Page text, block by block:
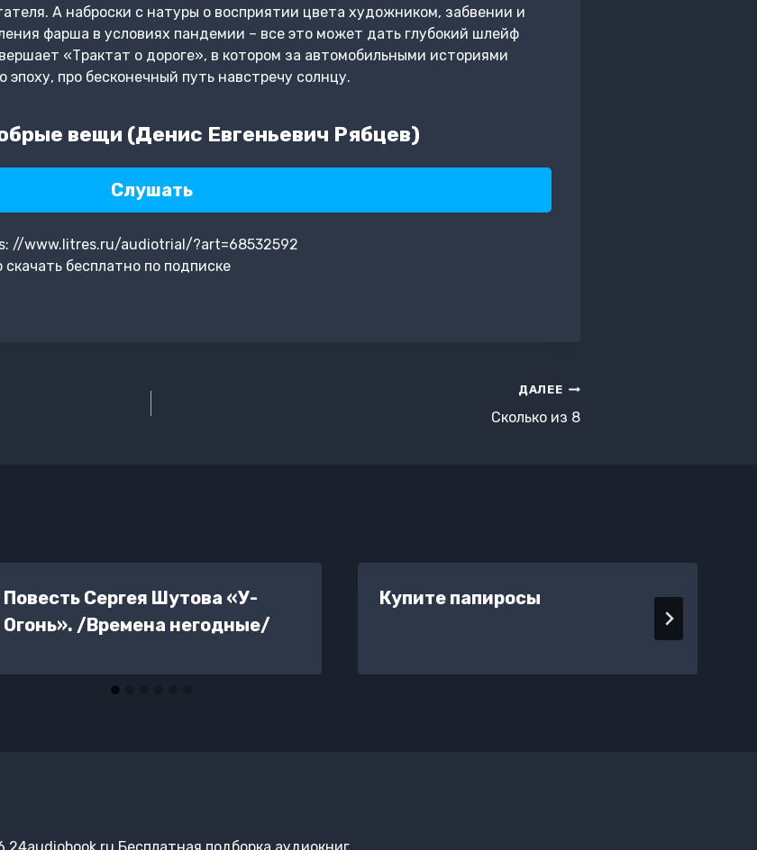
А наброски с натуры о восприятии цвета художником, забвении и
фарша в условиях пандемии – все это может дать глубокий шлейф
«Трактат о дороге», в котором за автомобильными историями
про бесконечный путь навстречу солнцу.
вещи (Денис Евгеньевич Рябцев)
Слушать
//www.litres.ru/audiotrial/?art=68532592
бесплатно по подписке
ДАЛЕЕ
Сколько из 8
Повесть Сергея Шутова «У-
Огонь». /Времена негодные/
Купите папиросы